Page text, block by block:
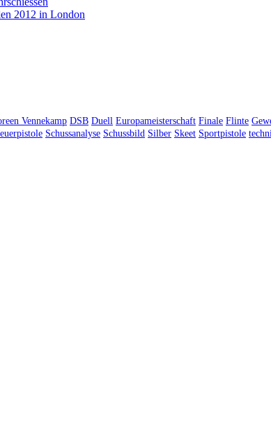
2012 in London
Vennekamp DSB Duell Europameisterschaft Finale Flinte
Schussanalyse Schussbild Silber Skeet Sportpistole